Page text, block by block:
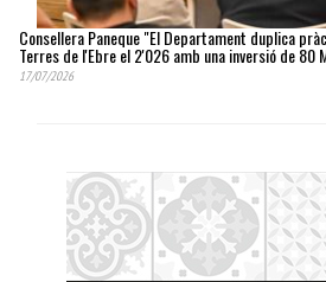
Consellera Paneque "El Departament duplica
Terres de l'Ebre el 2'026 amb una inversió de 80
17/07/2026